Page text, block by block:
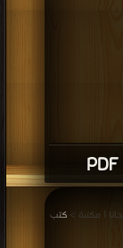
كتب